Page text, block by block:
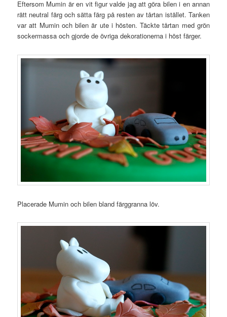
Eftersom Mumin är en vit figur valde jag att göra bilen i en annan
rätt neutral färg och sätta färg på resten av tårtan istället. Tanken
var att Mumin och bilen är ute i hösten. Täckte tårtan med grön
sockermassa och gjorde de övriga dekorationerna i höst färger.
Placerade Mumin och bilen bland färggranna löv.